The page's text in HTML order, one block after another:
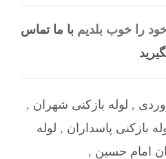
خود را خوب بلدیم با ما تماس
, لوله بازکنی شهران ,
بازکنی پاسداران , لوله
امام حسین ,